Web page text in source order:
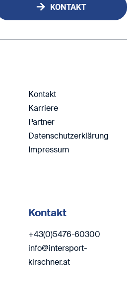
KONTAKT
Kontakt
Karriere
Partner
Datenschutzerklärung
Impressum
Kontakt
+43(0)5476-60300
info@intersport-
kirschner.at